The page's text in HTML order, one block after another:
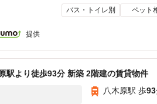
バス・トイレ別 ペット
提供
駅より徒歩93分 新築 2階建の賃貸物件
八木原駅 歩93